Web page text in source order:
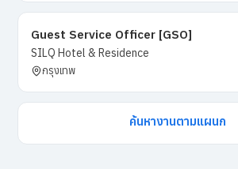
Guest Service Officer [GSO]
SILQ Hotel & Residence
กรุงเทพ
ค้นหางานตามแผนก